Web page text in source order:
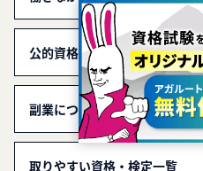
公的資格一覧
副業につながりやすい資格一覧
取りやすい資格・検定一覧